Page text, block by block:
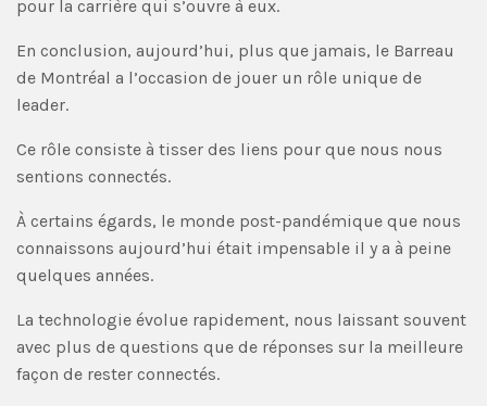
pour la carrière qui s’ouvre à eux.
En conclusion, aujourd’hui, plus que jamais, le Barreau
de Montréal a l’occasion de jouer un rôle unique de
leader.
Ce rôle consiste à tisser des liens pour que nous nous
sentions connectés.
À certains égards, le monde post-pandémique que nous
connaissons aujourd’hui était impensable il y a à peine
quelques années.
La technologie évolue rapidement, nous laissant souvent
avec plus de questions que de réponses sur la meilleure
façon de rester connectés.